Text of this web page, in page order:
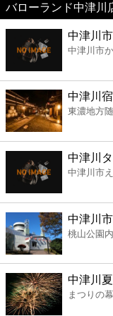
美容
コンビニ
薬局
スーパー
エンタメ
レジャー
書店
ファミレス
バローランド中津川
中津川
中津川市
中津川宿
東濃地方
中津川
中津川市
中津川
桃山公園
中津川
まつりの